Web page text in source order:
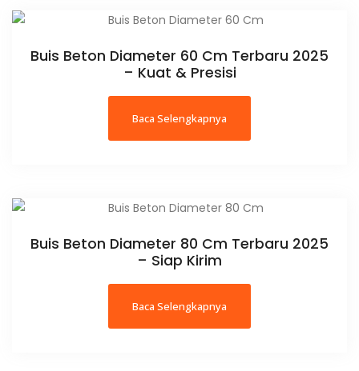
Buis Beton Diameter 60 Cm Terbaru 2025
– Kuat & Presisi
Baca Selengkapnya
Buis Beton Diameter 80 Cm Terbaru 2025
– Siap Kirim
Baca Selengkapnya